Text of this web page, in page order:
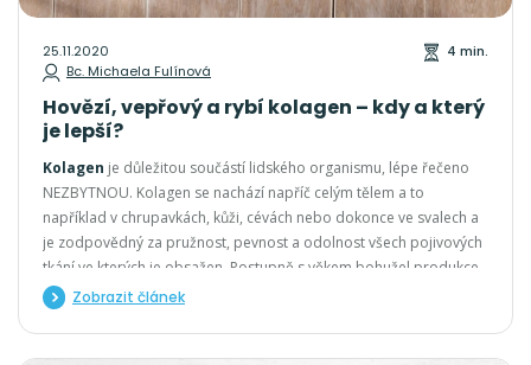
25.11.2020
Bc. Michaela Fulínová
4 min.
Hovězí, vepřový a rybí kolagen – kdy a který
je lepší?
Kolagen je důležitou součástí lidského organismu, lépe řečeno
NEZBYTNOU. Kolagen se nachází napříč celým tělem a to
například v chrupavkách, kůži, cévách nebo dokonce ve svalech a
je zodpovědný za pružnost, pevnost a odolnost všech pojivových
tkání ve kterých je obsažen. Postupně s věkem bohužel produkce
kolagenu klesá, čímž dochází k rychlejšímu opotřebení
Zobrazit článek